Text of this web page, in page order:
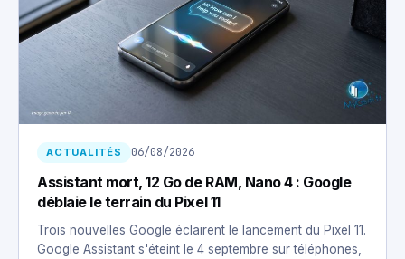
ACTUALITÉS 06/08/2026
Assistant mort, 12 Go de RAM, Nano 4 : Google
déblaie le terrain du Pixel 11
Trois nouvelles Google éclairent le lancement du Pixel 11.
Google Assistant s'éteint le 4 septembre sur téléphones,